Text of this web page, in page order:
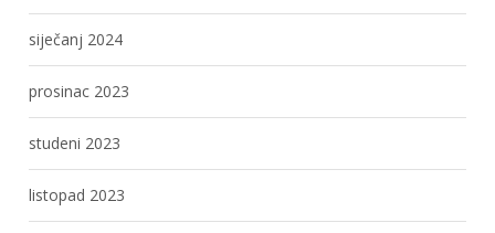
siječanj 2024
prosinac 2023
studeni 2023
listopad 2023